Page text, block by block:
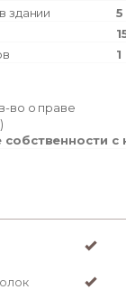
здании
5
1
во о праве
собственности